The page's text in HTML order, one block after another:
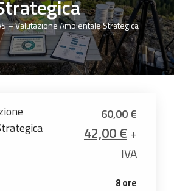
– Valutazione Ambientale Strategica
60,00€
Il prezzo
42,00€Il+
IVA
8 ore